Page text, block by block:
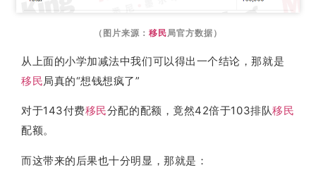
（图片来源： 移民局官方数据）
从上面的小学加减法中我们可以得出一个结论，那就是
移民局真的“想钱想疯了”
对于143付费移民分配的配额，竟然42倍于103排队移民
配额。
而这带来的后果也十分明显，那就是：